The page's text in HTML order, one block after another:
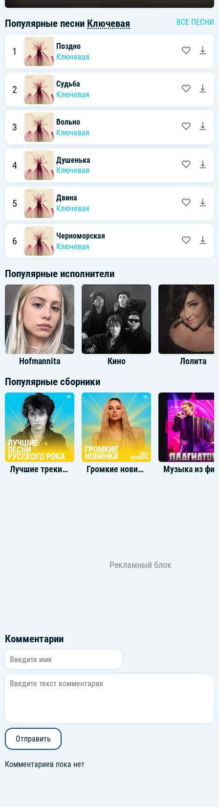
Популярные песни Ключевая ВСЕ ПЕСНИ
1
Поздно
Ключевая
2
Судьба
Ключевая
3
Вольно
Ключевая
4
Душенька
Ключевая
5
Двина
Ключевая
6
Черноморская
Ключевая
Популярные исполнители
Hofmannita Кино Лолита
Популярные сборники
Лучшие треки русского рока Громкие новинки: Октябрь 2024
Комментарии
Отправить
Комментариев пока нет